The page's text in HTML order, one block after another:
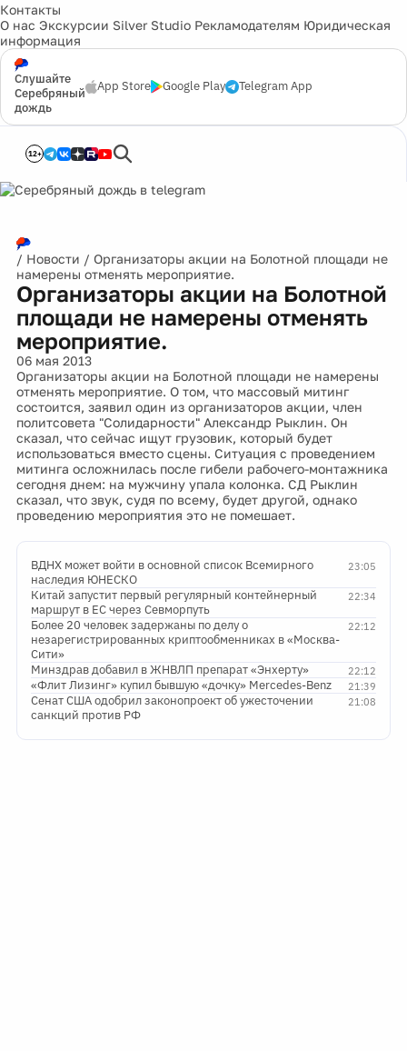
Контакты
О нас Экскурсии Silver Studio Рекламодателям Юридическая
информация
Слушайте
Серебряный
дождь
App Store Google Play Telegram App
12+
/ Новости / Организаторы акции на Болотной площади не
намерены отменять мероприятие.
Организаторы акции на Болотной
площади не намерены отменять
мероприятие.
06 мая 2013
Организаторы акции на Болотной площади не намерены
отменять мероприятие. О том, что массовый митинг
состоится, заявил один из организаторов акции, член
политсовета "Солидарности" Александр Рыклин. Он
сказал, что сейчас ищут грузовик, который будет
использоваться вместо сцены. Ситуация с проведением
митинга осложнилась после гибели рабочего-монтажника
сегодня днем: на мужчину упала колонка. СД Рыклин
сказал, что звук, судя по всему, будет другой, однако
проведению мероприятия это не помешает.
23:05
ВДНХ может войти в основной список Всемирного
наследия ЮНЕСКО
22:34
Китай запустит первый регулярный контейнерный
маршрут в ЕС через Севморпуть
22:12
Более 20 человек задержаны по делу о
незарегистрированных криптообменниках в «Москва-
Сити»
22:12
Минздрав добавил в ЖНВЛП препарат «Энхерту»
21:39
«Флит Лизинг» купил бывшую «дочку» Mercedes-Benz
21:08
Сенат США одобрил законопроект об ужесточении
санкций против РФ